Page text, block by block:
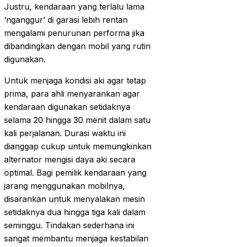
Justru, kendaraan yang terlalu lama
‘nganggur’ di garasi lebih rentan
mengalami penurunan performa jika
dibandingkan dengan mobil yang rutin
digunakan.
Untuk menjaga kondisi aki agar tetap
prima, para ahli menyarankan agar
kendaraan digunakan setidaknya
selama 20 hingga 30 menit dalam satu
kali perjalanan. Durasi waktu ini
dianggap cukup untuk memungkinkan
alternator mengisi daya aki secara
optimal. Bagi pemilik kendaraan yang
jarang menggunakan mobilnya,
disarankan untuk menyalakan mesin
setidaknya dua hingga tiga kali dalam
seminggu. Tindakan sederhana ini
sangat membantu menjaga kestabilan